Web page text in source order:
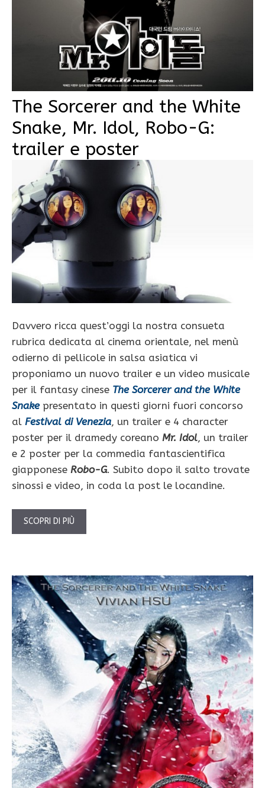
The Sorcerer and the White
Snake, Mr. Idol, Robo-G:
trailer e poster
Davvero ricca quest’oggi la nostra consueta
rubrica dedicata al cinema orientale, nel menù
odierno di pellicole in salsa asiatica vi
proponiamo un nuovo trailer e un video musicale
per il fantasy cinese The Sorcerer and the White
Snakepresentato in questi giorni fuori concorso
al Festival di Venezia, un trailer e 4 character
poster per il dramedy coreano Mr. Idol, un trailer
e 2 poster per la commedia fantascientifica
giapponese Robo-G. Subito dopo il salto trovate
sinossi e video, in coda la post le locandine.
SCOPRI DI PIÙ